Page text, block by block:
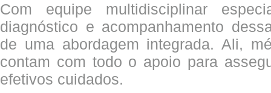
Com equipe multidisciplinar
diagnóstico e acompanhamento
de uma abordagem integrada. Ali,
contam com todo o apoio para
efetivos cuidados.